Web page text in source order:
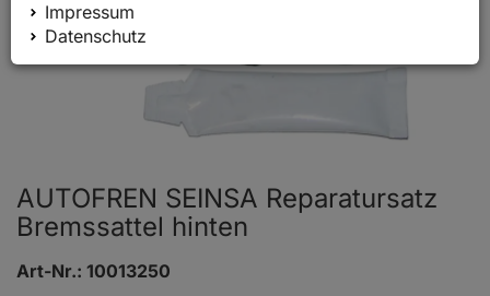
AUTOFREN SEINSA Reparatursatz
Bremssattel hinten
Art-Nr.: 10013250
Impressum
Datenschutz